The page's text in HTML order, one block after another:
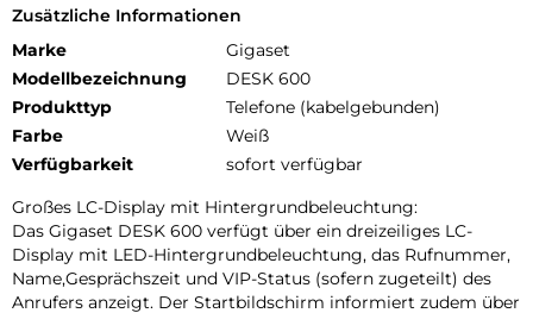
Zusätzliche Informationen
Marke
Gigaset
Modellbezeichnung
DESK 600
Produkttyp
Telefone (kabelgebunden)
Farbe
Weiß
Verfügbarkeit
sofort verfügbar
Großes LC-Display mit Hintergrundbeleuchtung:
Das Gigaset DESK 600 verfügt über ein dreizeiliges LC-
Display mit LED-Hintergrundbeleuchtung, das Rufnummer,
Name,Gesprächszeit und VIP-Status (sofern zugeteilt) des
Anrufers anzeigt. Der Startbildschirm informiert zudem über